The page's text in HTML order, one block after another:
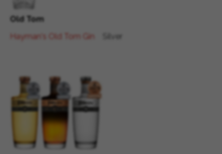
Old Tom
Hayman's Old Tom Gin
Silver